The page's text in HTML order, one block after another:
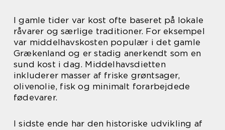
I gamle tider var kost ofte baseret på lokale
råvarer og særlige traditioner. For eksempel
var middelhavskosten populær i det gamle
Grækenland og er stadig anerkendt som en
sund kost i dag. Middelhavsdietten
inkluderer masser af friske grøntsager,
olivenolie, fisk og minimalt forarbejdede
fødevarer.
I sidste ende har den historiske udvikling af